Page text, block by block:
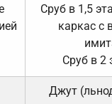
Сруб в 1,5
каркас с
Сруб в 2
Джут